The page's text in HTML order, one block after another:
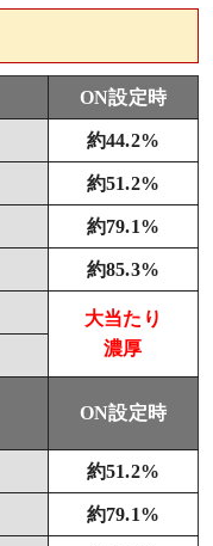
ON設定時
約44.2%
約51.2%
約79.1%
約85.3%
大当たり
濃厚
ON設定時
約51.2%
約79.1%